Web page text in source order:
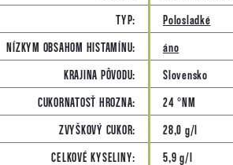
TYP:
Polosladké
NÍZKYM OBSAHOM HISTAMÍNU:
áno
KRAJINA PÔVODU:
Slovensko
CUKORNATOSŤ HROZNA:
24 °NM
ZVYŠKOVÝ CUKOR:
28,0 g/l
CELKOVÉ KYSELINY:
5,9 g/l